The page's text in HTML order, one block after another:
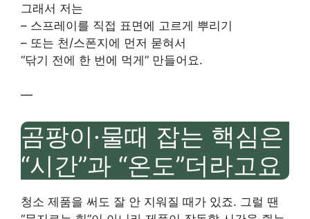
그래서 저는
– 스프레이를 직접 표면에 고르게 뿌리기
– 또는 천/스폰지에 먼저 묻혀서
“닦기 전에 한 번에 먹게” 만들어요.
—
곰팡이·물때 잡는 핵심은
“시간”과 “온도”더라고요
청소 제품을 써도 잘 안 지워질 때가 있죠. 그럴 땐